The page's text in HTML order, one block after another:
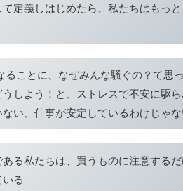
て定義しはじめたら、私たちはもっ
ることに、なぜみんな騒ぐの？て思
うしよう！と、ストレスで不安に駆
い、仕事が安定しているわけじゃ
る私たちは、買うものに注意する
る